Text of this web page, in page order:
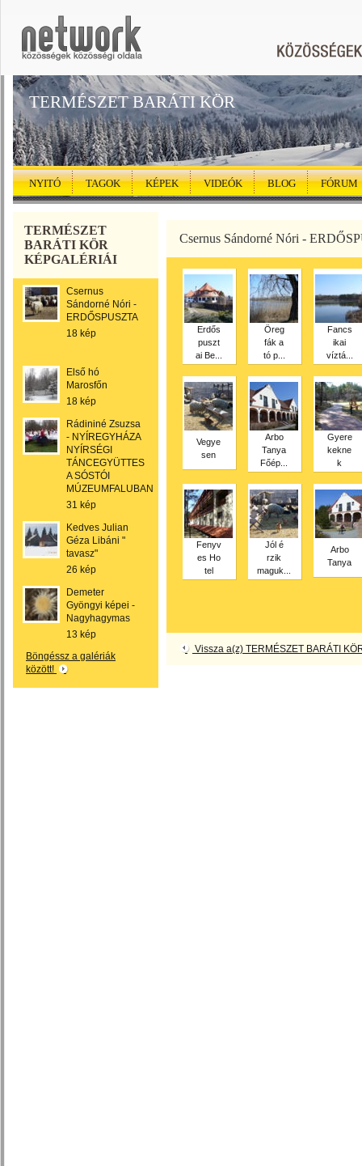
TERMÉSZET BARÁTI KÖR
NYITÓ TAGOK KÉPEK VIDEÓK BLOG FÓRUM
TERMÉSZET
BARÁTI KÖR
KÉPGALÉRIÁI
Csernus
Sándorné Nóri -
ERDŐSPUSZTA
18 kép
Első hó
Marosfőn
18 kép
Rádininé Zsuzsa
- NYÍREGYHÁZA
NYÍRSÉGI
TÁNCEGYÜTTES
A SÓSTÓI
MÚZEUMFALUBAN
31 kép
Kedves Julian
Géza Libáni "
tavasz"
26 kép
Demeter
Gyöngyi képei -
Nagyhagymas
13 kép
Böngéssz a galériák
között!
Csernus Sándorné Nóri -
Erdős
puszt
ai Be...
Öreg
fák a
tó p...
Fancs
ikai
víztá...
Vegye
sen
Arbo
Tanya
Főép...
Gyere
kekne
k
Fenyv
es Ho
tel
Jól é
rzik
maguk...
Arbo
Tanya
Vissza a(z) TERMÉSZET BARÁTI